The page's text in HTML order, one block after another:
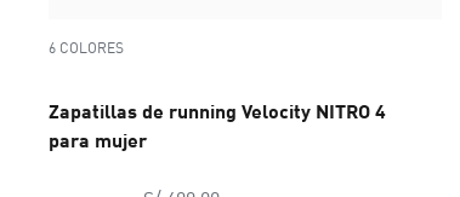
6 COLORES
Zapatillas de running Velocity NITRO 4
para mujer